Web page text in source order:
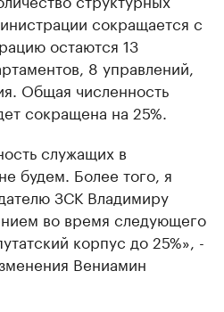
сокращается с
остаются 13
8 управлений,
Общая численность
сокращена на 25%.
служащих в
будем. Более того, я
ЗСК Владимиру
во время следующего
корпус до 25%», -
Вениамин